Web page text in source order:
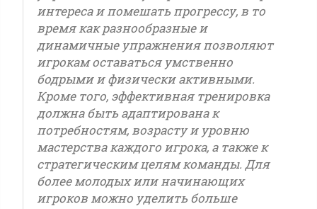
интереса и помешать прогрессу, в то
время как разнообразные и
динамичные упражнения позволяют
игрокам оставаться умственно
бодрыми и физически активными.
Кроме того, эффективная тренировка
должна быть адаптирована к
потребностям, возрасту и уровню
мастерства каждого игрока, а также к
стратегическим целям команды. Для
более молодых или начинающих
игроков можно уделить больше